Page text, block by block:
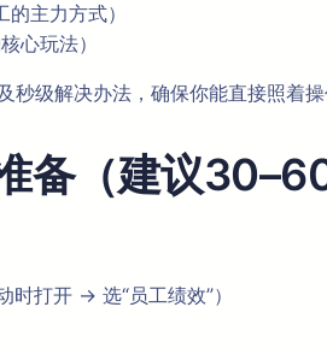
主力方式）
心玩法）
级解决办法，确保你能直接照着操
备（建议
打开 → 选“员工绩效”）